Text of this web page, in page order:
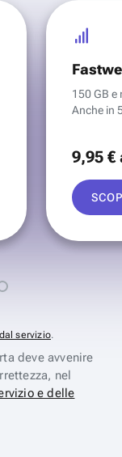
150 GB e
Anche in
9,95 €
servizio.
deve avvenire
nel
e delle